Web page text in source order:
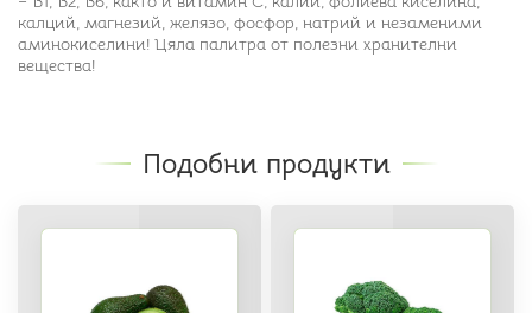
калций, магнезий, желязо, фосфор, натрий и незаменими
аминокиселини! Цяла палитра от полезни хранителни
вещества!
Подобни продукти